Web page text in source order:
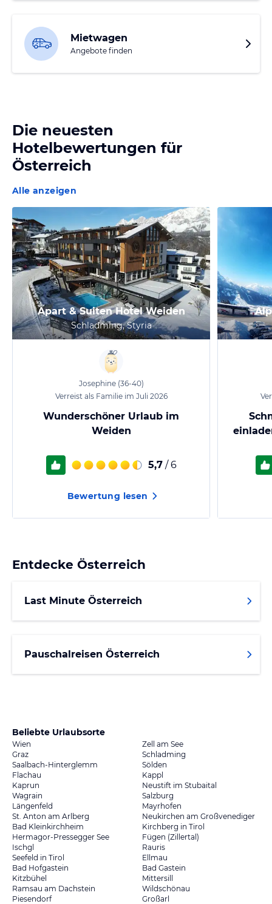
Mietwagen
Angebote finden
Die neuesten
Hotelbewertungen für
Österreich
Alle anzeigen
Apart & Suiten Hotel Weiden
Schladming, Styria
Josephine (36-40)
Verreist als Familie im Juli 2026
Wunderschöner Urlaub im
Weiden
5,7 / 6
Bewertung lesen
Entdecke Österreich
Last Minute Österreich
Pauschalreisen Österreich
Beliebte Urlaubsorte
Wien
Zell am See
Graz
Schladming
Saalbach-Hinterglemm
Sölden
Flachau
Kappl
Kaprun
Neustift im Stubaital
Wagrain
Salzburg
Längenfeld
Mayrhofen
St. Anton am Arlberg
Neukirchen am Großvenediger
Bad Kleinkirchheim
Kirchberg in Tirol
Hermagor-Pressegger See
Fügen (Zillertal)
Ischgl
Rauris
Seefeld in Tirol
Ellmau
Bad Hofgastein
Bad Gastein
Kitzbühel
Mittersill
Ramsau am Dachstein
Wildschönau
Piesendorf
Großarl